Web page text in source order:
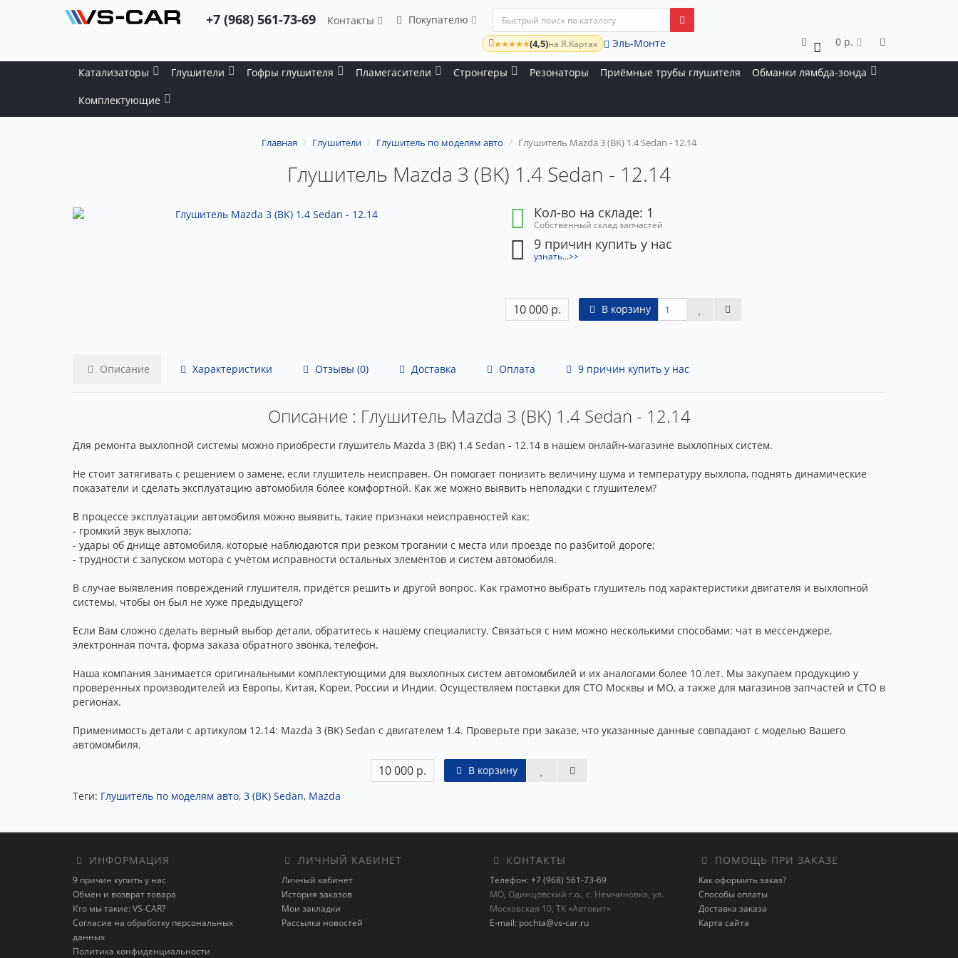
+7 (968) 561-73-69 Контакты Покупателю
★★★★★(4,5)на Я.Картах Эль-Монте 0 0 р.
Катализаторы Глушители Гофры глушителя Пламегасители Стронгеры Резонаторы Приёмные трубы глушителя Обманки лямбда-зонда
Комплектующие
Главная Глушители Глушитель по моделям авто Глушитель Mazda 3 (BK) 1.4 Sedan - 12.14
Глушитель Mazda 3 (BK) 1.4 Sedan - 12.14
Кол-во на складе: 1
Собственный склад запчастей
9 причин купить у нас
узнать...>>
10 000 р. В корзину
Описание Характеристики Отзывы (0) Доставка Оплата 9 причин купить у нас
Описание : Глушитель Mazda 3 (BK) 1.4 Sedan - 12.14
Для ремонта выхлопной системы можно приобрести глушитель Mazda 3 (BK) 1.4 Sedan - 12.14 в нашем онлайн-магазине выхлопных систем.
Не стоит затягивать с решением о замене, если глушитель неисправен. Он помогает понизить величину шума и температуру выхлопа, поднять динамические
показатели и сделать эксплуатацию автомобиля более комфортной. Как же можно выявить неполадки с глушителем?
В процессе эксплуатации автомобиля можно выявить, такие признаки неисправностей как:
- громкий звук выхлопа;
- удары об днище автомобиля, которые наблюдаются при резком трогании с места или проезде по разбитой дороге;
- трудности с запуском мотора с учётом исправности остальных элементов и систем автомобиля.
В случае выявления повреждений глушителя, придётся решить и другой вопрос. Как грамотно выбрать глушитель под характеристики двигателя и выхлопной
системы, чтобы он был не хуже предыдущего?
Если Вам сложно сделать верный выбор детали, обратитесь к нашему специалисту. Связаться с ним можно несколькими способами: чат в мессенджере,
электронная почта, форма заказа обратного звонка, телефон.
Наша компания занимается оригинальными комплектующими для выхлопных систем автомомбилей и их аналогами более 10 лет. Мы закупаем продукцию у
проверенных производителей из Европы, Китая, Кореи, России и Индии. Осуществляем поставки для СТО Москвы и МО, а также для магазинов запчастей и СТО в
регионах.
Применимость детали с артикулом 12.14: Mazda 3 (BK) Sedan с двигателем 1.4. Проверьте при заказе, что указанные данные совпадают с моделью Вашего
автомомбиля.
10 000 р.
В корзину
Теги: Глушитель по моделям авто, 3 (BK) Sedan, Mazda
ИНФОРМАЦИЯ
9 причин купить у нас
Обмен и возврат товара
Кто мы такие: VS-CAR?
Согласие на обработку персональных
данных
Политика конфиденциальности
ЛИЧНЫЙ КАБИНЕТ
Личный кабинет
История заказов
Мои закладки
Рассылка новостей
КОНТАКТЫ
Телефон: +7 (968) 561-73-69
МО, Одинцовский г.о., с. Немчиновка, ул.
Московская 10, ТК «Автокит»
E-mail: pochta@vs-car.ru
ПОМОЩЬ ПРИ ЗАКАЗЕ
Как оформить заказ?
Способы оплаты
Доставка заказа
Карта сайта